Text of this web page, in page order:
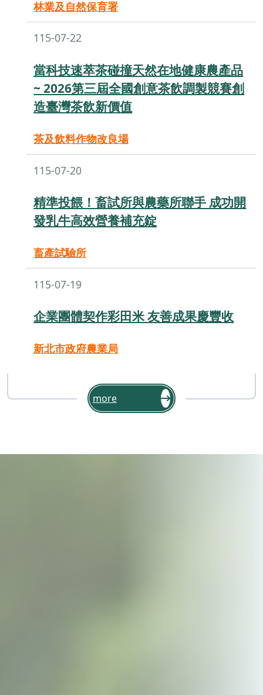
林業及自然保育署
115-07-22
當科技速萃茶碰撞天然在地健康農產品
~ 2026第三屆全國創意茶飲調製競賽創
造臺灣茶飲新價值
茶及飲料作物改良場
115-07-20
精準投餵！畜試所與農藥所聯手 成功開
發乳牛高效營養補充錠
畜產試驗所
115-07-19
企業團體契作彩田米 友善成果慶豐收
新北市政府農業局
more